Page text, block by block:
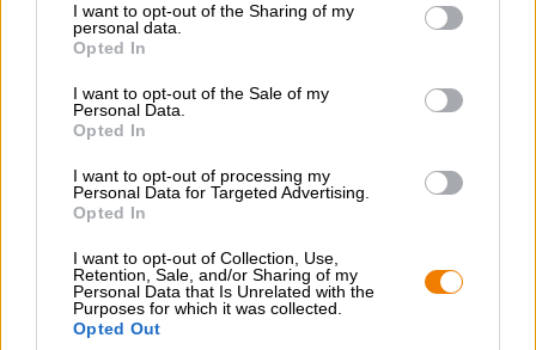
I want to opt-out of the Sharing of my
personal data.
Opted In
I want to opt-out of the Sale of my
Personal Data.
Opted In
I want to opt-out of processing my
Personal Data for Targeted Advertising.
Opted In
I want to opt-out of Collection, Use,
Retention, Sale, and/or Sharing of my
Personal Data that Is Unrelated with the
Purposes for which it was collected.
Opted Out
Birra della Franconia | Bavarese pallido
zwickerla hell - 5l
Weiherer Bier
EINWEG
5,00 L BARILE - € 5,32 / LTR
Esaurito